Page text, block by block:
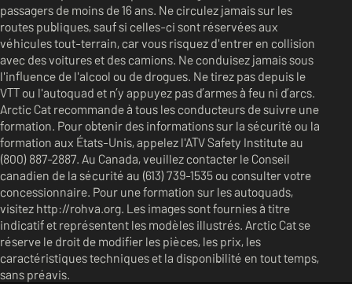
passagers de moins de 16 ans. Ne circulez jamais sur les
routes publiques, sauf si celles-ci sont réservées aux
véhicules tout-terrain, car vous risquez d'entrer en collision
avec des voitures et des camions. Ne conduisez jamais sous
l'influence de l'alcool ou de drogues. Ne tirez pas depuis le
VTT ou l'autoquad et n’y appuyez pas d’armes à feu ni d’arcs.
Arctic Cat recommande à tous les conducteurs de suivre une
formation. Pour obtenir des informations sur la sécurité ou la
formation aux États-Unis, appelez l'ATV Safety Institute au
(800) 887-2887. Au Canada, veuillez contacter le Conseil
canadien de la sécurité au (613) 739-1535 ou consulter votre
concessionnaire. Pour une formation sur les autoquads,
visitez http://rohva.org. Les images sont fournies à titre
indicatif et représentent les modèles illustrés. Arctic Cat se
réserve le droit de modifier les pièces, les prix, les
caractéristiques techniques et la disponibilité en tout temps,
sans préavis.